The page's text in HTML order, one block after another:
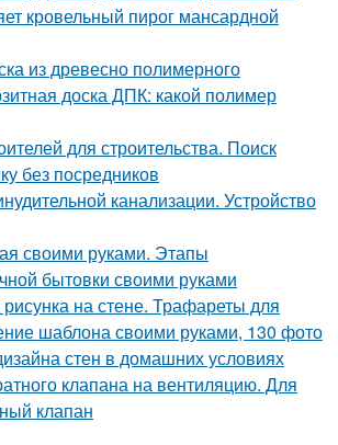
кровельный пирог мансардной
из древесно полимерного
доска ДПК: какой полимер
для строительства. Поиск
без посредников
канализации. Устройство
своими руками. Этапы
бытовки своими руками
на стене. Трафареты для
шаблона своими руками, 130 фото
стен в домашних условиях
клапана на вентиляцию. Для
клапан